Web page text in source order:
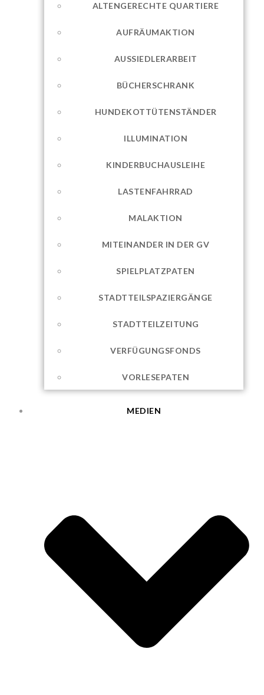
ALTENGERECHTE QUARTIERE
AUFRÄUMAKTION
AUSSIEDLERARBEIT
BÜCHERSCHRANK
HUNDEKOTTÜTENSTÄNDER
ILLUMINATION
KINDERBUCHAUSLEIHE
LASTENFAHRRAD
MALAKTION
MITEINANDER IN DER GV
SPIELPLATZPATEN
STADTTEILSPAZIERGÄNGE
STADTTEILZEITUNG
VERFÜGUNGSFONDS
VORLESEPATEN
MEDIEN